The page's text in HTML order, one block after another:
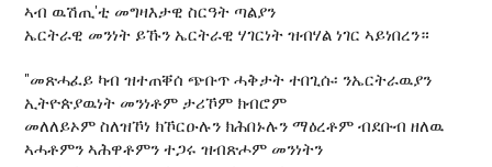
ኣብ ዉሽጢ'ቲ መግዛእታዊ ስርዓት ጣልያን
ኤርትራዊ መንነት ይኹን ኤርትራዊ ሃገርነት ዝብሃል ነገር ኣይነበረን።
"መጽሓፈይ ካብ ዝተጠቐሰ ጭቡጥ ሓቅታት ተበጊሱ፡ ንኤርትራዉያን
ኢትዮጵያዉነት መንነቶም ታሪኾም ክብሮም
መለለይኦም ስለዝኾነ ክኾርዑሉን ክሕበኑሉን ማዕረቶም ብደቡብ ዘለዉ
ኣሓቶምን ኣሕዋቶምን ተጋሩ ዝብጽሖም መንነትን